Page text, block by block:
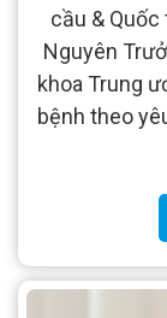
cầu & Quốc
Nguyên
khoa Trung
bệnh theo